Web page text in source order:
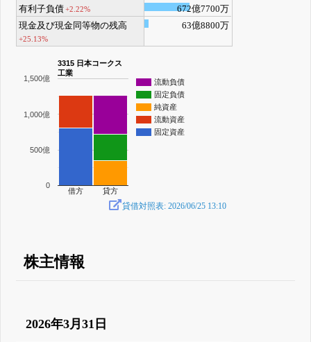
有利子負債+2.22%
672億7700万
現金及び現金同等物の残高
+25.13%
63億8800万
3315 日本コークス
工業
流動負債
固定負債
純資産
流動資産
固定資産
借方 貸方
0
500億
1,000億
1,500億
貸借対照表: 2026/06/25 13:10
株主情報
2026年3月31日